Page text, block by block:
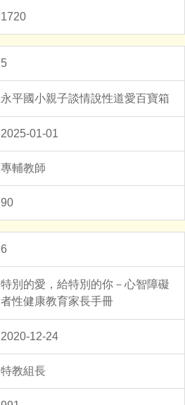
1720
5
永平國小親子談情說性道愛百寶箱
2025-01-01
專輔教師
90
6
特別的愛，給特別的你－心智障礙
者性健康教育家長手冊
2020-12-24
特教組長